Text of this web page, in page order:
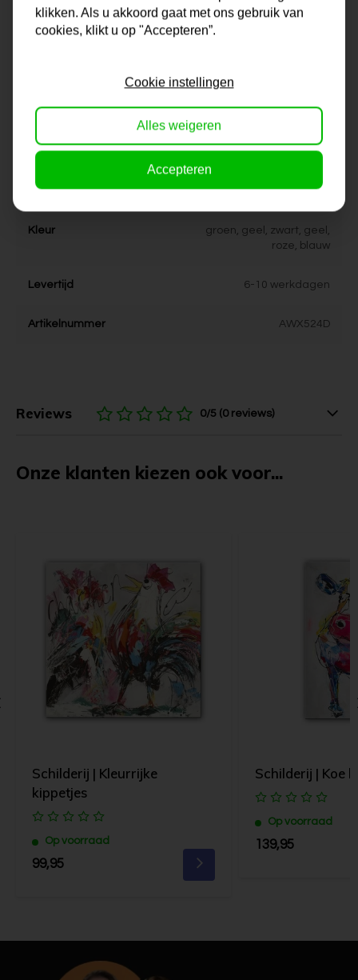
0x0x0 cm
100x100, 120x120, 150x150
Dikte 4 cm
Stijl kleurrijk, vrolijk
Kleur
groen, geel, zwart, geel,
roze, blauw
Levertijd 6-10 werkdagen
Artikelnummer AWX524D
Reviews 0/5 (0 reviews)
Onze klanten kiezen ook voor...
Schilderij | Kleurrijke
kippetjes
Op voorraad
99,95
Schilderij | Koe
Op voorraad
139,95
klikken. Als u akkoord gaat met ons gebruik van
cookies, klikt u op "Accepteren”.
Cookie instellingen
Alles weigeren
Accepteren